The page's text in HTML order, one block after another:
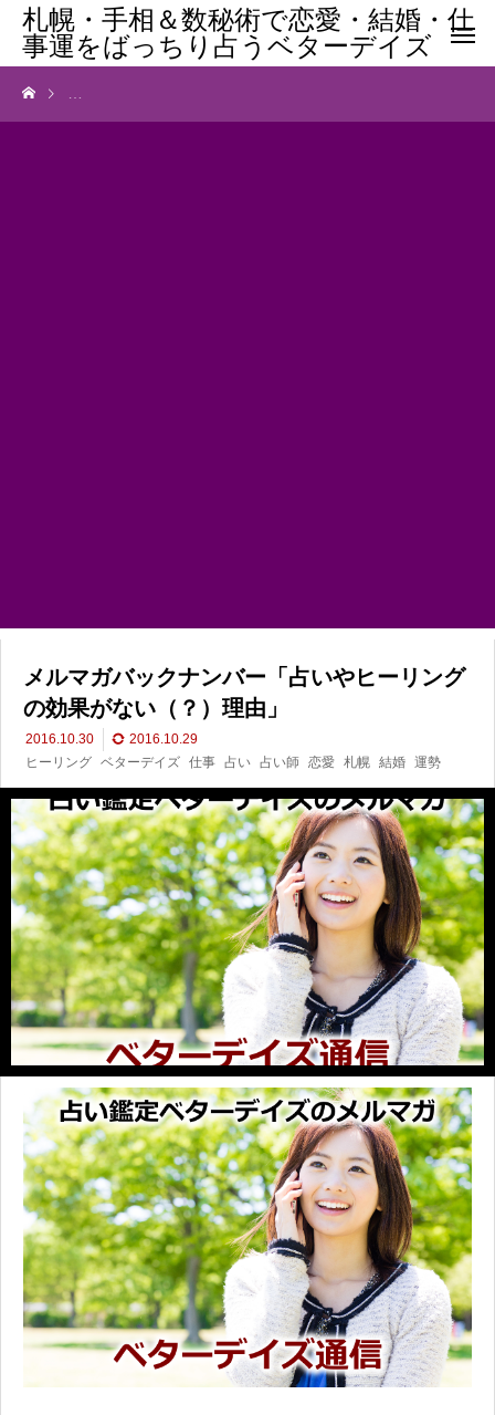
札幌・手相＆数秘術で恋愛・結婚・仕
事運をばっちり占うベターデイズ
メルマガバックナンバー「占いやヒーリングの効果がない（？）理由」
メルマガバックナンバー「占いやヒーリング
の効果がない（？）理由」
2016.10.30
2016.10.29
ヒーリング ベターデイズ 仕事 占い 占い師 恋愛 札幌 結婚 運勢